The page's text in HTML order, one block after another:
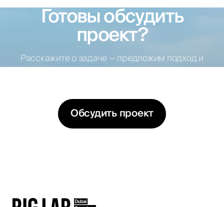
Готовы обсудить
проект?
Расскажите о задаче — предложим подход и
варианты решений
Обсудить проект